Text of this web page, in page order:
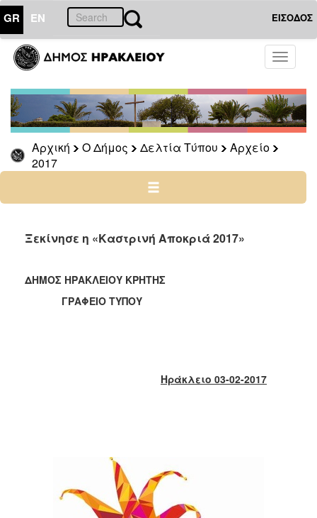
GR EN ΕΙΣΟΔΟΣ
Toggle
Αρχική Ο Δήμος Δελτία Τύπου
Αρχείο
2017
ΔΗΜΟΣ
Δελτία
Τύπου
Αρχείο
2026
2025
2022
2020
2019
2006
Ξεκίνησε η «Καστρινή Αποκριά 2017»
ΔΗΜΟΣ ΗΡΑΚΛΕΙΟΥ ΚΡΗΤΗΣ
ΓΡΑΦΕΙΟ ΤΥΠΟΥ
Ηράκλειο 03-02-2017